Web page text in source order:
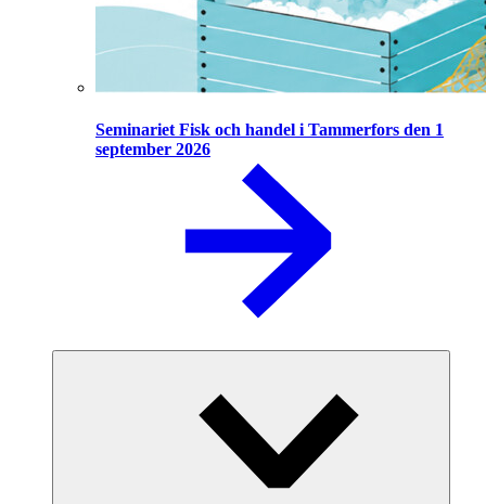
Seminariet Fisk och handel i Tammerfors den 1
september 2026